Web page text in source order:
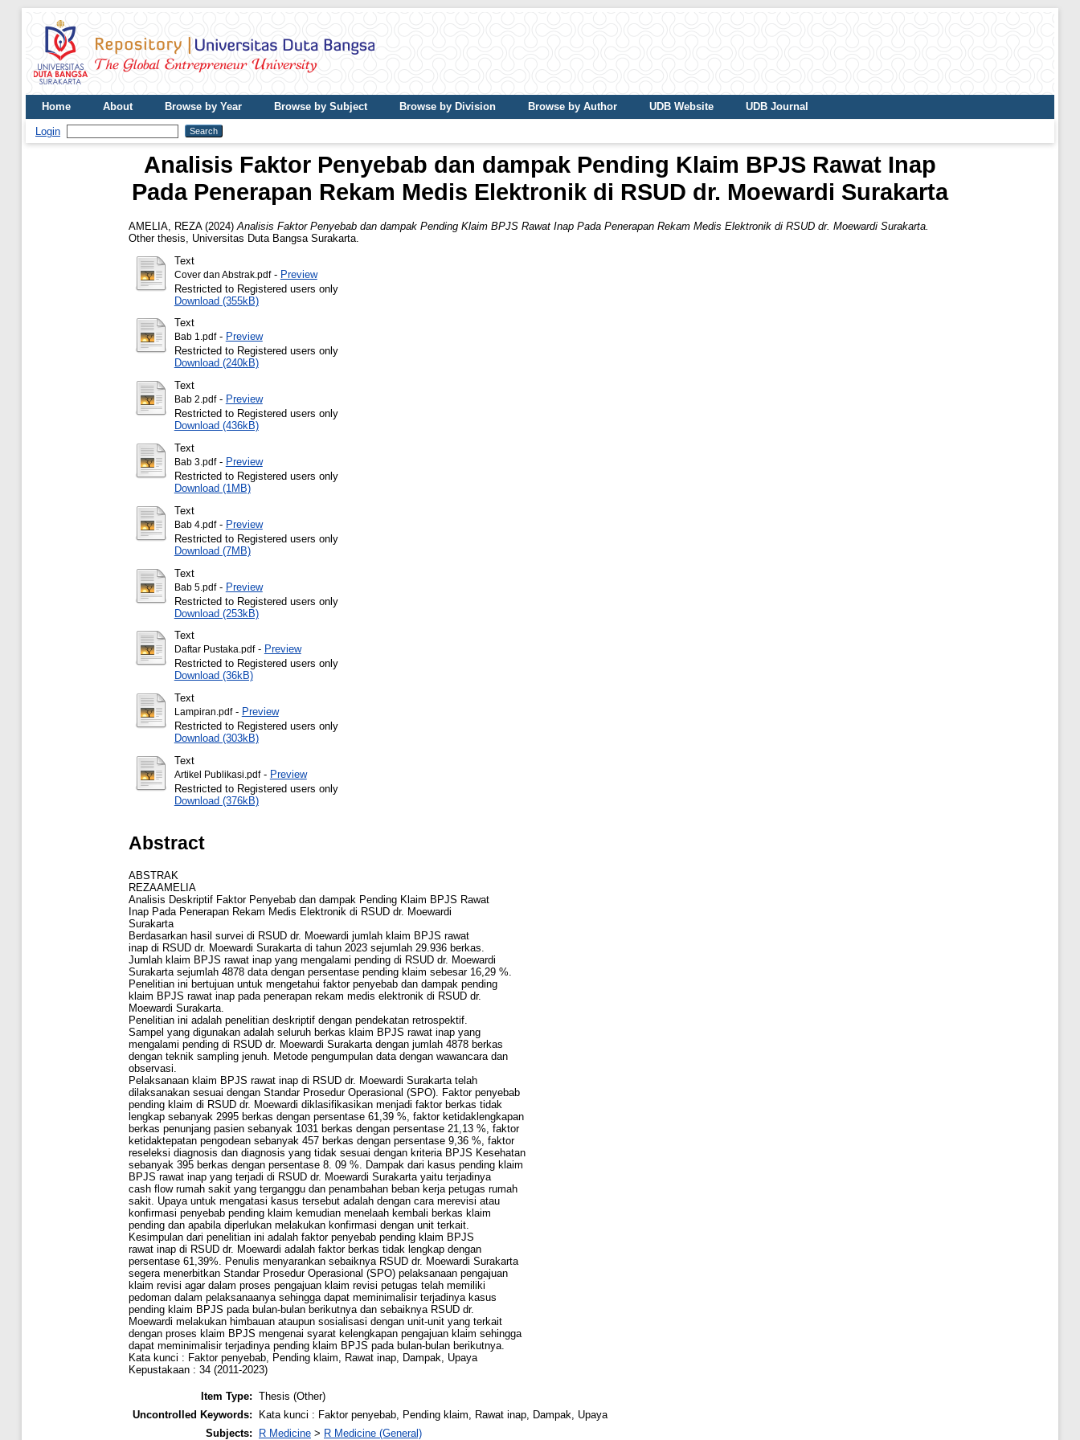
Home About Browse by Year Browse by Subject Browse by Division Browse by Author UDB Website UDB Journal
Login
Analisis Faktor Penyebab dan dampak Pending Klaim BPJS Rawat Inap
Pada Penerapan Rekam Medis Elektronik di RSUD dr. Moewardi Surakarta
AMELIA, REZA(2024) Analisis Faktor Penyebab dan dampak Pending Klaim BPJS Rawat Inap Pada Penerapan Rekam Medis Elektronik di RSUD dr. Moewardi Surakarta.
Other thesis, Universitas Duta Bangsa Surakarta.
Text
Cover dan Abstrak.pdf- Preview
Restricted to Registered users only
Download (355kB)
Text
Bab 1.pdf- Preview
Restricted to Registered users only
Download (240kB)
Text
Bab 2.pdf- Preview
Restricted to Registered users only
Download (436kB)
Text
Bab 3.pdf- Preview
Restricted to Registered users only
Download (1MB)
Text
Bab 4.pdf- Preview
Restricted to Registered users only
Download (7MB)
Text
Bab 5.pdf- Preview
Restricted to Registered users only
Download (253kB)
Text
Daftar Pustaka.pdf- Preview
Restricted to Registered users only
Download (36kB)
Text
Lampiran.pdf- Preview
Restricted to Registered users only
Download (303kB)
Text
Artikel Publikasi.pdf- Preview
Restricted to Registered users only
Download (376kB)
Abstract
ABSTRAK
REZAAMELIA
Analisis Deskriptif Faktor Penyebab dan dampak Pending Klaim BPJS Rawat
Inap Pada Penerapan Rekam Medis Elektronik di RSUD dr. Moewardi
Surakarta
Berdasarkan hasil survei di RSUD dr. Moewardi jumlah klaim BPJS rawat
inap di RSUD dr. Moewardi Surakarta di tahun 2023 sejumlah 29.936 berkas.
Jumlah klaim BPJS rawat inap yang mengalami pending di RSUD dr. Moewardi
Surakarta sejumlah 4878 data dengan persentase pending klaim sebesar 16,29 %.
Penelitian ini bertujuan untuk mengetahui faktor penyebab dan dampak pending
klaim BPJS rawat inap pada penerapan rekam medis elektronik di RSUD dr.
Moewardi Surakarta.
Penelitian ini adalah penelitian deskriptif dengan pendekatan retrospektif.
Sampel yang digunakan adalah seluruh berkas klaim BPJS rawat inap yang
mengalami pending di RSUD dr. Moewardi Surakarta dengan jumlah 4878 berkas
dengan teknik sampling jenuh. Metode pengumpulan data dengan wawancara dan
observasi.
Pelaksanaan klaim BPJS rawat inap di RSUD dr. Moewardi Surakarta telah
dilaksanakan sesuai dengan Standar Prosedur Operasional (SPO). Faktor penyebab
pending klaim di RSUD dr. Moewardi diklasifikasikan menjadi faktor berkas tidak
lengkap sebanyak 2995 berkas dengan persentase 61,39 %, faktor ketidaklengkapan
berkas penunjang pasien sebanyak 1031 berkas dengan persentase 21,13 %, faktor
ketidaktepatan pengodean sebanyak 457 berkas dengan persentase 9,36 %, faktor
reseleksi diagnosis dan diagnosis yang tidak sesuai dengan kriteria BPJS Kesehatan
sebanyak 395 berkas dengan persentase 8. 09 %. Dampak dari kasus pending klaim
BPJS rawat inap yang terjadi di RSUD dr. Moewardi Surakarta yaitu terjadinya
cash flow rumah sakit yang terganggu dan penambahan beban kerja petugas rumah
sakit. Upaya untuk mengatasi kasus tersebut adalah dengan cara merevisi atau
konfirmasi penyebab pending klaim kemudian menelaah kembali berkas klaim
pending dan apabila diperlukan melakukan konfirmasi dengan unit terkait.
Kesimpulan dari penelitian ini adalah faktor penyebab pending klaim BPJS
rawat inap di RSUD dr. Moewardi adalah faktor berkas tidak lengkap dengan
persentase 61,39%. Penulis menyarankan sebaiknya RSUD dr. Moewardi Surakarta
segera menerbitkan Standar Prosedur Operasional (SPO) pelaksanaan pengajuan
klaim revisi agar dalam proses pengajuan klaim revisi petugas telah memiliki
pedoman dalam pelaksanaanya sehingga dapat meminimalisir terjadinya kasus
pending klaim BPJS pada bulan-bulan berikutnya dan sebaiknya RSUD dr.
Moewardi melakukan himbauan ataupun sosialisasi dengan unit-unit yang terkait
dengan proses klaim BPJS mengenai syarat kelengkapan pengajuan klaim sehingga
dapat meminimalisir terjadinya pending klaim BPJS pada bulan-bulan berikutnya.
Kata kunci : Faktor penyebab, Pending klaim, Rawat inap, Dampak, Upaya
Kepustakaan : 34 (2011-2023)
Item Type: Thesis (Other)
Uncontrolled Keywords:
Kata kunci : Faktor penyebab, Pending klaim, Rawat inap, Dampak, Upaya
Subjects:
R Medicine > R Medicine (General)